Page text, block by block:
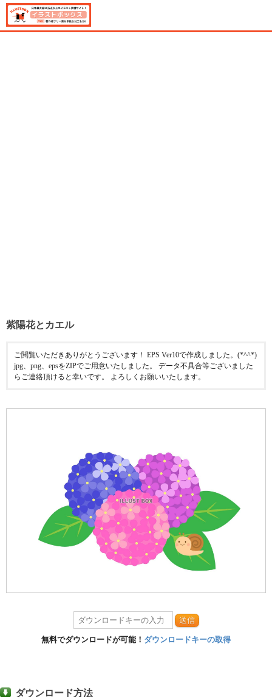
紫陽花とカエル
ご閲覧いただきありがとうございます！ EPS Ver10で作成しました。(*^^*)
jpg、png、epsをZIPでご用意いたしました。 データ不具合等ございました
らご連絡頂けると幸いです。 よろしくお願いいたします。
送信
無料でダウンロードが可能！ ダウンロードキーの取得
ダウンロード方法